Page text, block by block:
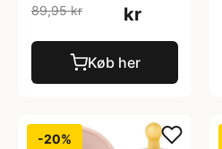
89,95 kr
kr
Køb her
-20%